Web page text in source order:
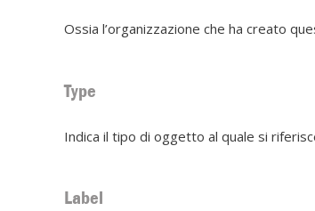
Ossia l’organizzazione che ha creato
Type
Indica il tipo di oggetto al quale si
Label